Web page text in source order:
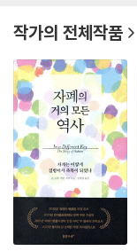
이스라엘에서 자랐다.
r: @johndonvan).
작가의 전체작품